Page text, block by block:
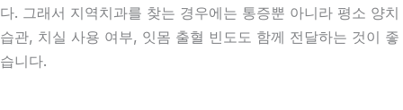
다. 그래서 지역치과를 찾는 경우에는 통증뿐 아니라 평소 양치
습관, 치실 사용 여부, 잇몸 출혈 빈도도 함께 전달하는 것이 좋
습니다.